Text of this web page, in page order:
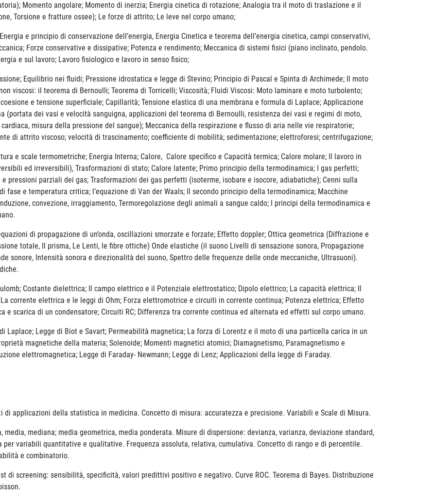
Momento angolare; Momento di inerzia; Energia cinetica di rotazione; Analogia tra il moto di traslazione e il
Torsione e fratture ossee); Le forze di attrito; Le leve nel corpo umano;
Energia e principio di conservazione dell’energia, Energia Cinetica e teorema dell’energia cinetica, campi conservativi,
Forze conservative e dissipative; Potenza e rendimento; Meccanica di sistemi fisici (piano inclinato, pendolo.
e sul lavoro; Lavoro fisiologico e lavoro in senso fisico;
Equilibrio nei fluidi; Pressione idrostatica e legge di Stevino; Principio di Pascal e Spinta di Archimede; Il moto
viscosi: il teorema di Bernoulli; Teorema di Torricelli; Viscosità; Fluidi Viscosi: Moto laminare e moto turbolento;
e tensione superficiale; Capillarità; Tensione elastica di una membrana e formula di Laplace; Applicazione
(portata dei vasi e velocità sanguigna, applicazioni del teorema di Bernoulli, resistenza dei vasi e regimi di moto,
misura della pressione del sangue); Meccanica della respirazione e flusso di aria nelle vie respiratorie;
di attrito viscoso; velocità di trascinamento; coefficiente di mobilità; sedimentazione; elettroforesi; centrifugazione;
e scale termometriche; Energia Interna; Calore, Calore specifico e Capacità termica; Calore molare; Il lavoro in
ed irreversibili), Trasformazioni di stato; Calore latente; Primo principio della termodinamica; I gas perfetti;
pressioni parziali dei gas; Trasformazioni dei gas perfetti (isoterme, isobare e isocore, adiabatiche); Cenni sulla
e temperatura critica; l’equazione di Van der Waals; Il secondo principio della termodinamica; Macchine
convezione, irraggiamento, Termoregolazione degli animali a sangue caldo; I principi della termodinamica e
di propagazione di un’onda, oscillazioni smorzate e forzate; Effetto doppler; Ottica geometrica (Diffrazione e
totale, Il prisma, Le Lenti, le fibre ottiche) Onde elastiche (il suono Livelli di sensazione sonora, Propagazione
sonore, Intensità sonora e direzionalità del suono, Spettro delle frequenze delle onde meccaniche, Ultrasuoni).
Costante dielettrica; Il campo elettrico e il Potenziale elettrostatico; Dipolo elettrico; La capacità elettrica; Il
corrente elettrica e le leggi di Ohm; Forza elettromotrice e circuiti in corrente continua; Potenza elettrica; Effetto
scarica di un condensatore; Circuiti RC; Differenza tra corrente continua ed alternata ed effetti sul corpo umano.
di Laplace; Legge di Biot e Savart; Permeabilità magnetica; La forza di Lorentz e il moto di una particella carica in un
magnetiche della materia; Solenoide; Momenti magnetici atomici; Diamagnetismo, Paramagnetismo e
elettromagnetica; Legge di Faraday- Newmann; Legge di Lenz; Applicazioni della legge di Faraday.
di applicazioni della statistica in medicina. Concetto di misura: accuratezza e precisione. Variabili e Scale di Misura.
media, mediana; media geometrica, media ponderata. Misure di dispersione: devianza, varianza, deviazione standard,
variabili quantitative e qualitative. Frequenza assoluta, relativa, cumulativa. Concetto di rango e di percentile.
e combinatorio.
di screening: sensibilità, specificità, valori predittivi positivo e negativo. Curve ROC. Teorema di Bayes. Distribuzione